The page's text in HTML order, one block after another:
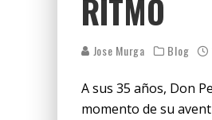
RITMO
Jose Murga Blog
A sus 35 años, Don
momento de su